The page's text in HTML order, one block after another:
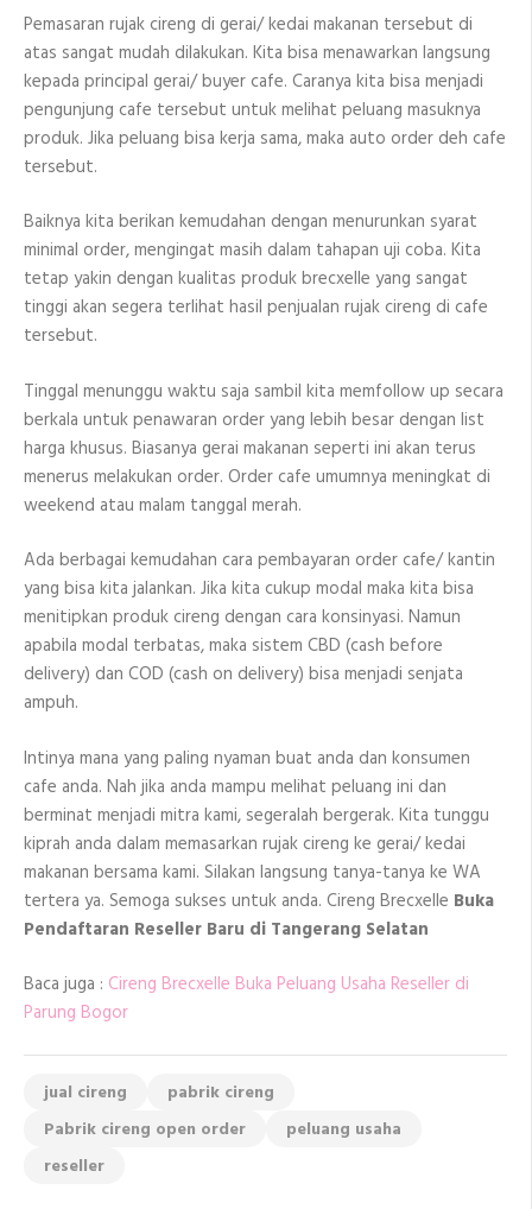
Pemasaran rujak cireng di gerai/ kedai makanan tersebut di
atas sangat mudah dilakukan. Kita bisa menawarkan langsung
kepada principal gerai/ buyer cafe. Caranya kita bisa menjadi
pengunjung cafe tersebut untuk melihat peluang masuknya
produk. Jika peluang bisa kerja sama, maka auto order deh cafe
tersebut.
Baiknya kita berikan kemudahan dengan menurunkan syarat
minimal order, mengingat masih dalam tahapan uji coba. Kita
tetap yakin dengan kualitas produk brecxelle yang sangat
tinggi akan segera terlihat hasil penjualan rujak cireng di cafe
tersebut.
Tinggal menunggu waktu saja sambil kita memfollow up secara
berkala untuk penawaran order yang lebih besar dengan list
harga khusus. Biasanya gerai makanan seperti ini akan terus
menerus melakukan order. Order cafe umumnya meningkat di
weekend atau malam tanggal merah.
Ada berbagai kemudahan cara pembayaran order cafe/ kantin
yang bisa kita jalankan. Jika kita cukup modal maka kita bisa
menitipkan produk cireng dengan cara konsinyasi. Namun
apabila modal terbatas, maka sistem CBD (cash before
delivery) dan COD (cash on delivery) bisa menjadi senjata
ampuh.
Intinya mana yang paling nyaman buat anda dan konsumen
cafe anda. Nah jika anda mampu melihat peluang ini dan
berminat menjadi mitra kami, segeralah bergerak. Kita tunggu
kiprah anda dalam memasarkan rujak cireng ke gerai/ kedai
makanan bersama kami. Silakan langsung tanya-tanya ke WA
tertera ya. Semoga sukses untuk anda. Cireng Brecxelle Buka
Pendaftaran Reseller Baru di Tangerang Selatan
Baca juga : Cireng Brecxelle Buka Peluang Usaha Reseller di
Parung Bogor
jual cireng
pabrik cireng
Pabrik cireng open order
peluang usaha
reseller